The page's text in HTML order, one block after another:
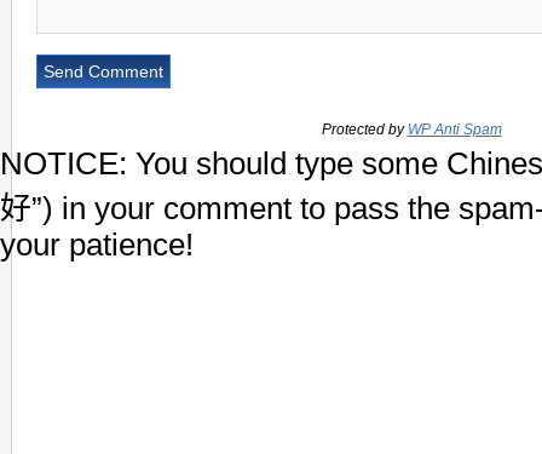
Protected by WP Anti Spam
NOTICE: You should type some
好”) in your comment to pass the
your patience!